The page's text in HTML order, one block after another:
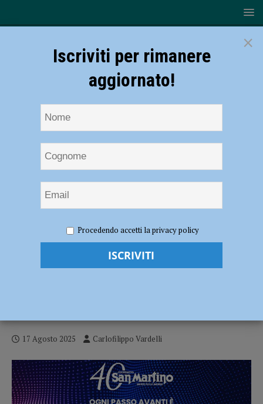
– Matilde Rossignoli (Bft Burzoni VO2 Team Pink) mette la propria
firma sulla Bizkaikoloreak
Ciclismo – Matilde Rossignoli (Bft
17 Agosto 2025 Carlofilippo Vardelli
×
Iscriviti per rimanere
aggiornato!
Procedendo accetti la privacy policy